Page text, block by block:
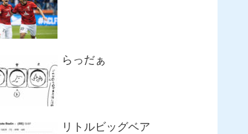
らっだぁ
リトルビッグベア